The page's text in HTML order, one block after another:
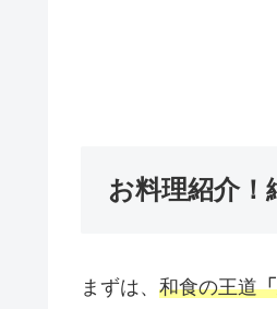
お料理紹介！
まずは、 和食の王道